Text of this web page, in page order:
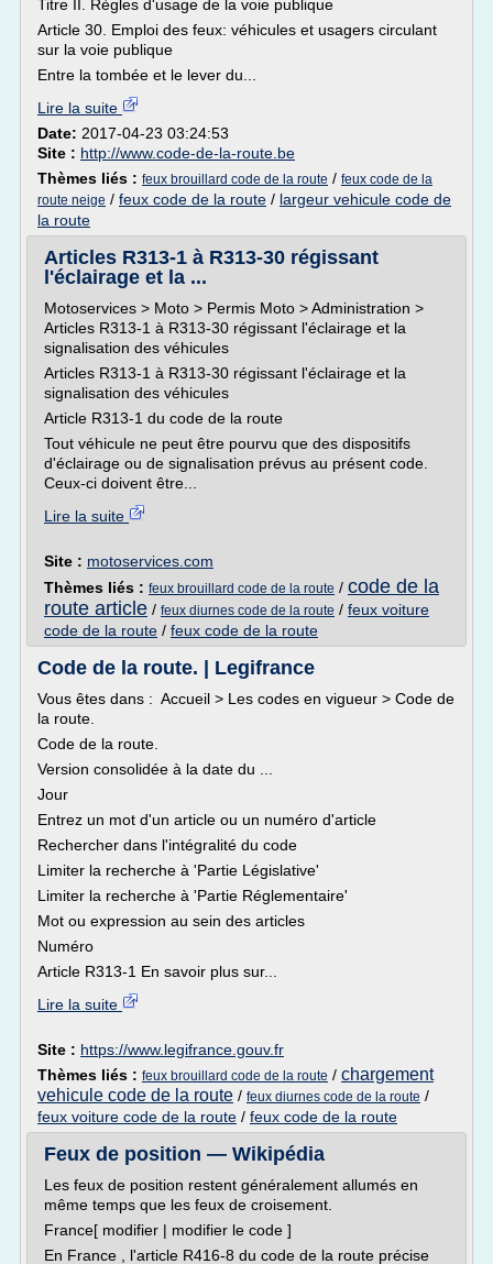
Titre II. Règles d'usage de la voie publique
Article 30. Emploi des feux: véhicules et usagers circulant
sur la voie publique
Entre la tombée et le lever du...
Lire la suite
Date: 2017-04-23 03:24:53
Site : http://www.code-de-la-route.be
Thèmes liés : feux brouillard code de la route / feux code de la
route neige / feux code de la route / largeur vehicule code de
la route
Articles R313-1 à R313-30 régissant
l'éclairage et la ...
Motoservices > Moto > Permis Moto > Administration >
Articles R313-1 à R313-30 régissant l'éclairage et la
signalisation des véhicules
Articles R313-1 à R313-30 régissant l'éclairage et la
signalisation des véhicules
Article R313-1 du code de la route
Tout véhicule ne peut être pourvu que des dispositifs
d'éclairage ou de signalisation prévus au présent code.
Ceux-ci doivent être...
Lire la suite
Site : motoservices.com
Thèmes liés : feux brouillard code de la route / code de la
route article / feux diurnes code de la route / feux voiture
code de la route / feux code de la route
Code de la route. | Legifrance
Vous êtes dans : Accueil > Les codes en vigueur > Code de
la route.
Code de la route.
Version consolidée à la date du ...
Jour
Entrez un mot d'un article ou un numéro d'article
Rechercher dans l'intégralité du code
Limiter la recherche à 'Partie Législative'
Limiter la recherche à 'Partie Réglementaire'
Mot ou expression au sein des articles
Numéro
Article R313-1 En savoir plus sur...
Lire la suite
Site : https://www.legifrance.gouv.fr
Thèmes liés : feux brouillard code de la route / chargement
vehicule code de la route / feux diurnes code de la route /
feux voiture code de la route / feux code de la route
Feux de position — Wikipédia
Les feux de position restent généralement allumés en
même temps que les feux de croisement.
France[ modifier | modifier le code ]
En France , l'article R416-8 du code de la route précise